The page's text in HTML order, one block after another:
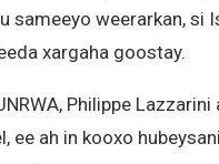
sameeyo weerarkan, si
xargaha goostay.
Philippe Lazzarini
ee ah in kooxo